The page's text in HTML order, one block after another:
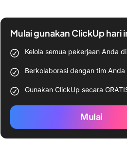
Mulai gunakan ClickUp hari
Kelola semua pekerjaan Anda
Berkolaborasi dengan tim Anda
Gunakan ClickUp secara
Mulai